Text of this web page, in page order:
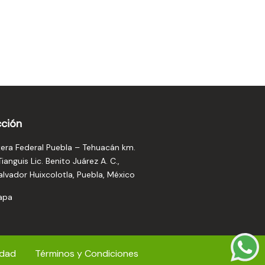
Federal Puebla – Tehuacán km.
Lic. Benito Juárez A. C.,
Huixcolotla, Puebla, México
Términos y Condiciones